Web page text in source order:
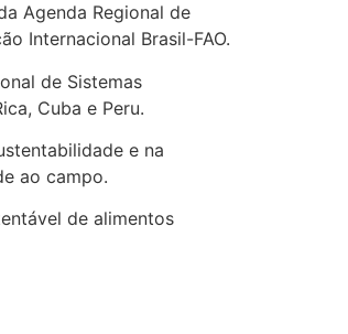
Agenda Regional de
Internacional Brasil-FAO.
de Sistemas
Cuba e Peru.
e na
ao campo.
de alimentos